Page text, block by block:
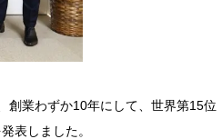
創業わずか10年にして、世界第15位
表しました。